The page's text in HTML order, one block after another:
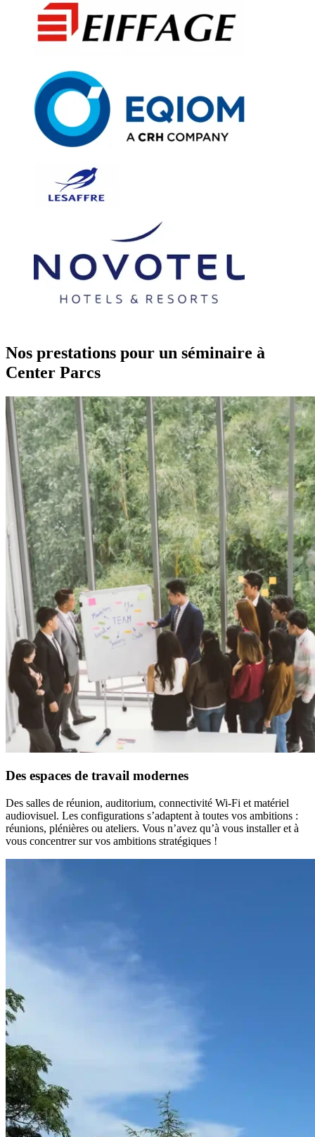
Nos prestations pour un séminaire à
Center Parcs
Des espaces de travail modernes
Des salles de réunion, auditorium, connectivité Wi‑Fi et matériel
audiovisuel. Les configurations s’adaptent à toutes vos ambitions :
réunions, plénières ou ateliers. Vous n’avez qu’à vous installer et à
vous concentrer sur vos ambitions stratégiques !